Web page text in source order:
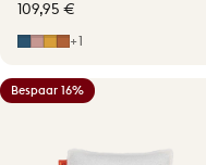
109,95 €
Midnight Blue
Soft Pink
Ocher Yellow
Terracotta Orange
+1
Bespaar 16%